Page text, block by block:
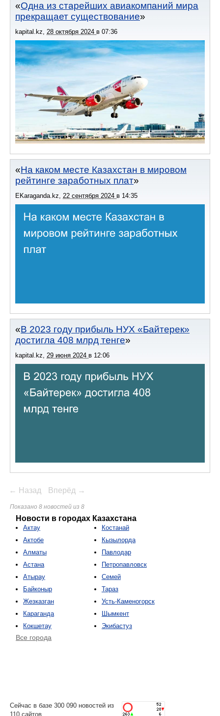
Одна из старейших авиакомпаний мира
прекращает существование
kapital.kz, 28 октября 2024 в 07:36
На каком месте Казахстан в мировом
рейтинге заработных плат
EKaraganda.kz 22 сентября 2024 в 14:35
В 2023 году прибыль НУХ «Байтерек»
достигла 408 млрд тенге
kapital.kz 29 июня 2024 в 12:06
← Назад Вперёд →
Показано 8 новостей из 8
Новости в городах Казахстана
Актау
Актобе
Алматы
Астана
Атырау
Байконыр
Жезказган
Караганда
Кокшетау
Костанай
Кызылорда
Павлодар
Петропавловск
Семей
Тараз
Усть-Каменогорск
Шымкент
Экибастуз
Все города
Сейчас в базе 300 090 новостей из
110 сайтов